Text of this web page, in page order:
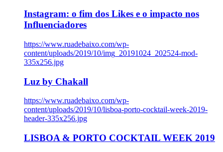
Instagram: o fim dos Likes e o impacto nos
Influenciadores
https://www.ruadebaixo.com/wp-
content/uploads/2019/10/img_20191024_202524-mod-
335x256.jpg
Luz by Chakall
https://www.ruadebaixo.com/wp-
content/uploads/2019/10/lisboa-porto-cocktail-week-2019-
header-335x256.jpg
LISBOA & PORTO COCKTAIL WEEK 2019